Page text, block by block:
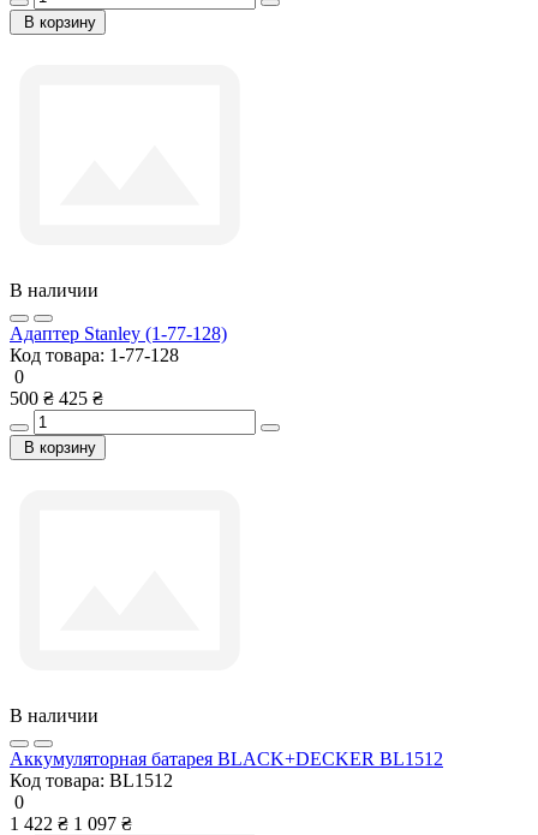
В корзину
В наличии
Адаптер Stanley (1-77-128)
Код товара: 1-77-128
0
500 ₴ 425 ₴
В корзину
В наличии
Аккумуляторная батарея BLACK+DECKER BL1512
Код товара: BL1512
0
1 422 ₴ 1 097 ₴